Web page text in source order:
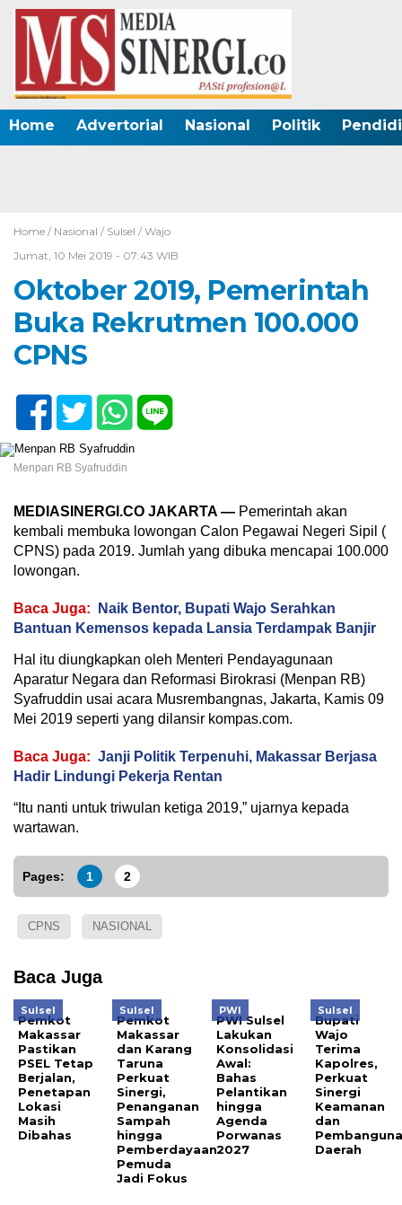
Home Advertorial Nasional Politik
Home / Nasional / Sulsel / Wajo
Jumat, 10 Mei 2019 - 07:43 WIB
Oktober 2019, Pemerintah
Buka Rekrutmen 100.000
CPNS
Menpan RB Syafruddin
MEDIASINERGI.CO JAKARTA — Pemerintah akan
kembali membuka lowongan Calon Pegawai Negeri Sipil (
CPNS) pada 2019. Jumlah yang dibuka mencapai 100.000
lowongan.
Baca Juga:
Naik Bentor, Bupati Wajo Serahkan
Bantuan Kemensos kepada Lansia Terdampak Banjir
Hal itu diungkapkan oleh Menteri Pendayagunaan
Aparatur Negara dan Reformasi Birokrasi (Menpan RB)
Syafruddin usai acara Musrembangnas, Jakarta, Kamis 09
Mei 2019 seperti yang dilansir kompas.com.
Baca Juga: Janji Politik Terpenuhi, Makassar Berjasa
Hadir Lindungi Pekerja Rentan
“Itu nanti untuk triwulan ketiga 2019,” ujarnya kepada
wartawan.
Pages: 1 2
CPNS NASIONAL
Baca Juga
Sulsel
Pemkot
Makassar
Pastikan
PSEL Tetap
Berjalan,
Penetapan
Lokasi
Masih
Dibahas
Sulsel
Pemkot
Makassar
dan Karang
Taruna
Perkuat
Sinergi,
Penanganan
Sampah
hingga
Pemberdayaan
Pemuda
Jadi Fokus
PWI
PWI Sulsel
Lakukan
Konsolidasi
Awal:
Bahas
Pelantikan
hingga
Agenda
Porwanas
2027
Sulsel
Bupati
Wajo
Terima
Kapolres,
Perkuat
Sinergi
Keamanan
dan
Daerah